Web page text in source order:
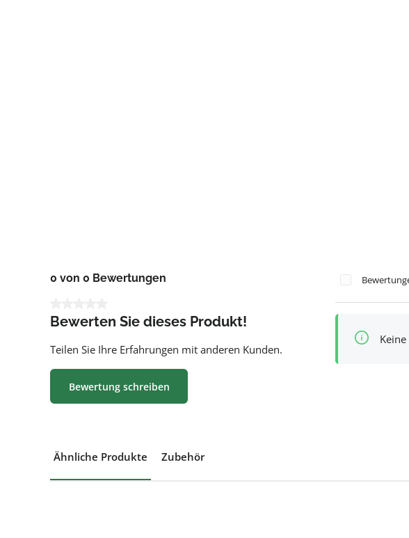
0 von 0 Bewertungen
Bewerten Sie dieses Produkt!
Teilen Sie Ihre Erfahrungen mit anderen Kunden.
Bewertung schreiben
Ähnliche Produkte Zubehör